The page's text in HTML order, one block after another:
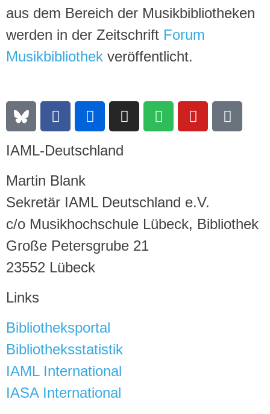
aus dem Bereich der Musikbibliotheken
werden in der Zeitschrift Forum
Musikbibliothek veröffentlicht.
IAML-Deutschland
Martin Blank
Sekretär IAML Deutschland e.V.
c/o Musikhochschule Lübeck, Bibliothek
Große Petersgrube 21
23552 Lübeck
Links
Bibliotheksportal
Bibliotheksstatistik
IAML International
IASA International